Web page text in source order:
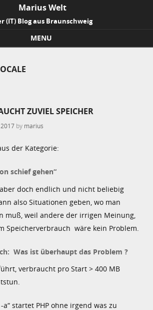
Marius Welt
(IT) Blog aus Braunschweig
MENU
ZUVIEL SPEICHER
by marius
der Kategorie:
schief gehen“
doch endlich und nicht beliebig
also Situationen geben, wo man
muß, weil andere der irrigen Meinung,
Speicherverbrauch wäre kein Problem.
Was ist überhaupt das Problem ?
verbraucht pro Start > 400 MB
startet PHP ohne irgend was zu